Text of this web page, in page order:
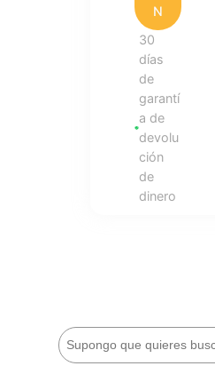
N
30
días
de
garantí
a de
devolu
ción
de
dinero
B
u